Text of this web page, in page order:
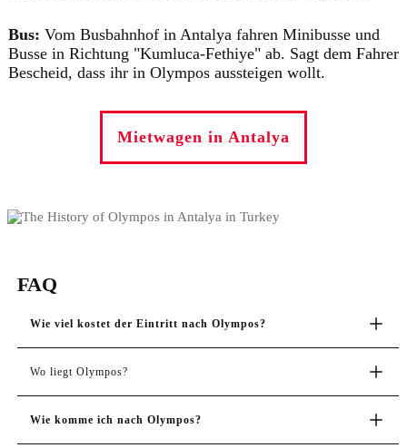
Bus: Vom Busbahnhof in Antalya fahren Minibusse und
Busse in Richtung "Kumluca-Fethiye" ab. Sagt dem Fahrer
Bescheid, dass ihr in Olympos aussteigen wollt.
Mietwagen in Antalya
FAQ
Wie viel kostet der Eintritt nach Olympos?
Wo liegt Olympos?
Wie komme ich nach Olympos?